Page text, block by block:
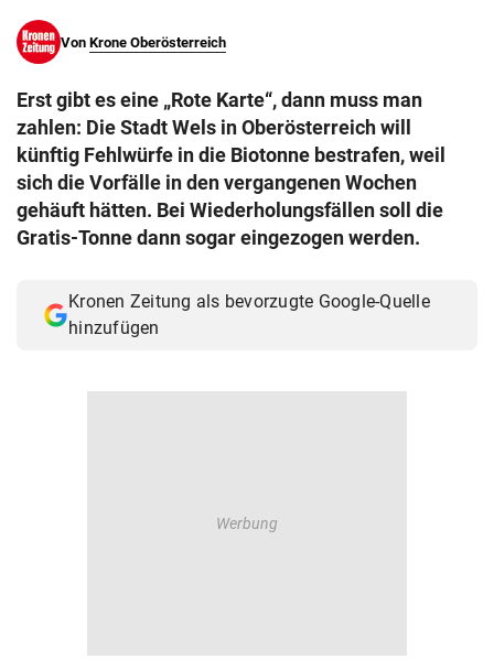
search
eingeben
© Krone Multimedia GmbH & Co KG 2026
Muthgasse 2, 1190 Wien
Von Krone Oberösterreich
Erst gibt es eine „Rote Karte“, dann muss man
zahlen: Die Stadt Wels in Oberösterreich will
künftig Fehlwürfe in die Biotonne bestrafen, weil
sich die Vorfälle in den vergangenen Wochen
gehäuft hätten. Bei Wiederholungsfällen soll die
Gratis-Tonne dann sogar eingezogen werden.
Kronen Zeitung als bevorzugte Google-Quelle
hinzufügen